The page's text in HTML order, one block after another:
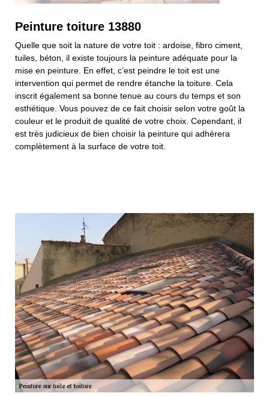
Peinture toiture 13880
Quelle que soit la nature de votre toit : ardoise, fibro ciment,
tuiles, béton, il existe toujours la peinture adéquate pour la
mise en peinture. En effet, c’est peindre le toit est une
intervention qui permet de rendre étanche la toiture. Cela
inscrit également sa bonne tenue au cours du temps et son
esthétique. Vous pouvez de ce fait choisir selon votre goût la
couleur et le produit de qualité de votre choix. Cependant, il
est très judicieux de bien choisir la peinture qui adhèrera
complètement à la surface de votre toit.